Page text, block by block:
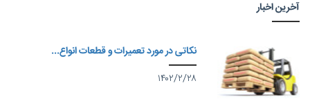
آخرین اخبار
نکاتی در مورد تعمیرات و قطعات انواع...
۱۴۰۲/۲/۲۸